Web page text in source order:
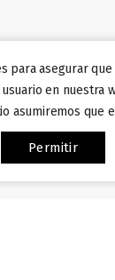
para asegurar
en nuestra
asumiremos que
Permitir
Afiliazon.